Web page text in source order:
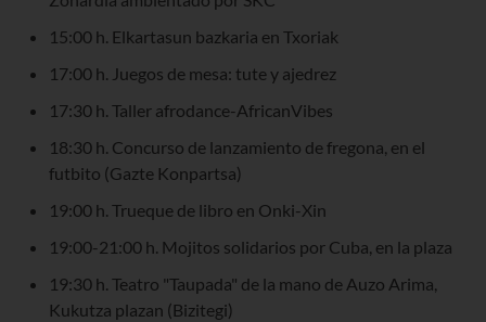
15:00 h. Elkartasun bazkaria en Txoriak
17:00 h. Juegos de mesa: tute y ajedrez
17:30 h. Taller afrodance-AfricanVibes
18:30 h. Concurso de lanzamiento de fregona, en el
futbito (Gazte Konpartsa)
19:00 h. Trueque de libro en Onki-Xin
19:00-21:00 h. Mojitos solidarios por Cuba, en la plaza
19:30 h. Teatro "Taupada" de la mano de Auzo Arima,
Kukutza plazan (Bizitegi)